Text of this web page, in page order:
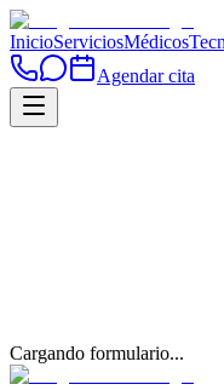
InicioServiciosMédicos
Agendar cita
Cargando formulario...